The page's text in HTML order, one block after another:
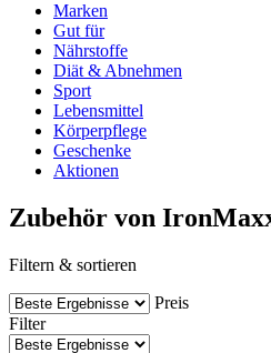
Marken
Gut für
Nährstoffe
Diät & Abnehmen
Sport
Lebensmittel
Körperpflege
Geschenke
Aktionen
Zubehör von
Filtern & sortieren
Preis
Filter